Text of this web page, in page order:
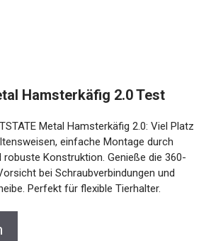
Hamsterkäfig 2.0 Test
Metal Hamsterkäfig 2.0: Viel Platz
einfache Montage durch
Konstruktion. Genieße die 360-
bei Schraubverbindungen und
Perfekt für flexible Tierhalter.